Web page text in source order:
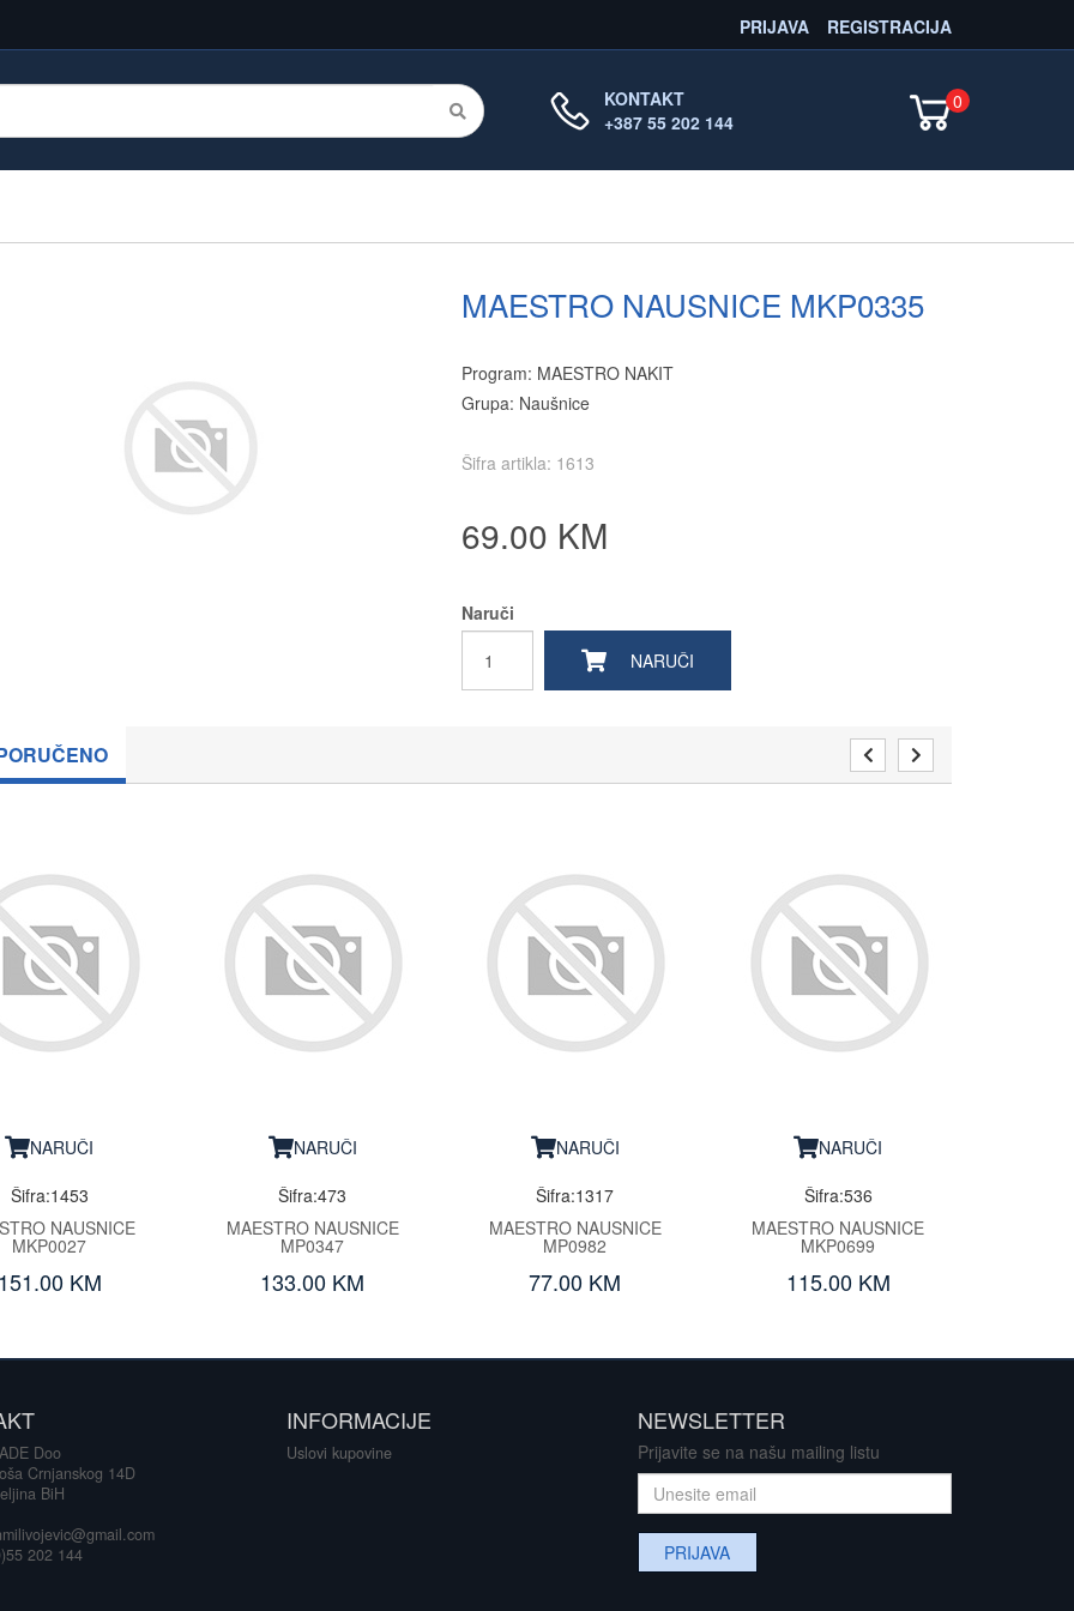
REGISTRACIJA
PRIJAVA
KONTAKT
+387 55 202 144
0
MAESTRO NAUSNICE MKP0335
Program: MAESTRO NAKIT
Grupa: Naušnice
Šifra artikla: 1613
69.00 KM
Naruči
NARUČI
NARUČI
Šifra:1453
NAUSNICE
MKP0027
KM
NARUČI
Šifra:473
MAESTRO NAUSNICE
MP0347
133.00 KM
NARUČI
Šifra:1317
MAESTRO NAUSNICE
MP0982
77.00 KM
NARUČI
Šifra:536
MAESTRO NAUSNICE
MKP0699
115.00 KM
Doo
Crnjanskog 14D
BiH
202 144
INFORMACIJE
Uslovi kupovine
NEWSLETTER
Prijavite se na našu mailing listu
PRIJAVA